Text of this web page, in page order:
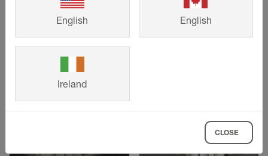
Rohový profil z
nalepení na vnější
Jako koutový profil
obkladů
English English
Ireland
CLOSE